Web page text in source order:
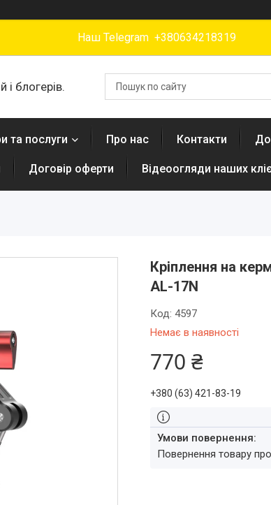
Наш Telegram +380634218319
блогерів.
та послуги Про нас Контакти
Договір оферти Відеоогляди наших
Кріплення на
AL-17N
Немає в наявності
Код: 4597
770 ₴
+380 (63) 421-83-19
повернення товару